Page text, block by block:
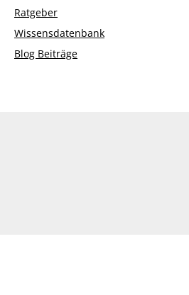
Ratgeber
Wissensdatenbank
Blog Beiträge